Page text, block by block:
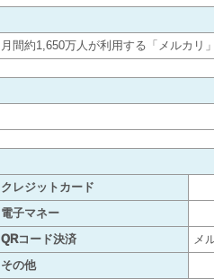
月間約1,650万人が利用する「メルカリ
クレジットカード
電子マネー
QRコード決済
メ
その他